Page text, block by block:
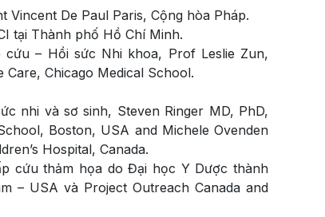
Vincent De Paul Paris, Cộng hòa Pháp.
tại Thành phố Hồ Chí Minh.
– Hồi sức Nhi khoa, Prof Leslie Zun,
Chicago Medical School.
nhi và sơ sinh, Steven Ringer MD, PhD,
Boston, USA and Michele Ovenden
Hospital, Canada.
cứu thảm họa do Đại học Y Dược thành
– USA và Project Outreach Canada and